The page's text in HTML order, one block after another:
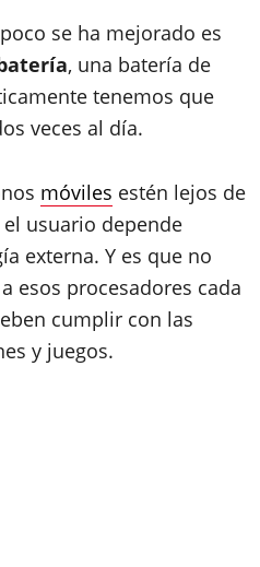
se ha mejorado es
, una batería de
tenemos que
veces al día.
móviles estén lejos de
usuario depende
externa. Y es que no
esos procesadores cada
cumplir con las
y juegos.